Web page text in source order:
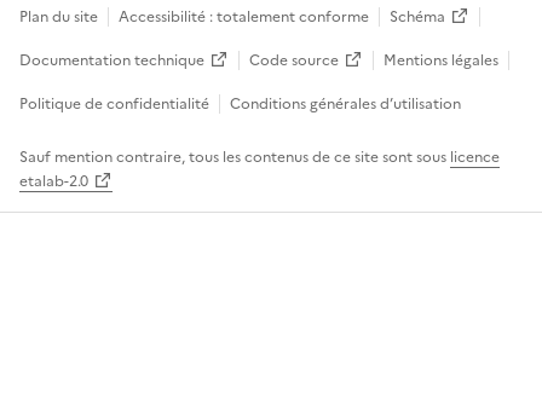
Plan du site Accessibilité : totalement conforme
Schéma
Documentation technique
Code source
Mentions légales
Politique de confidentialité
Conditions générales d’utilisation
Sauf mention contraire, tous les contenus de ce site sont sous licence
etalab-2.0